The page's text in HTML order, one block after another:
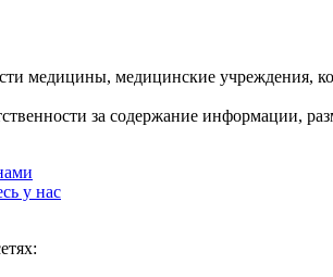
за содержание информации,
у нас